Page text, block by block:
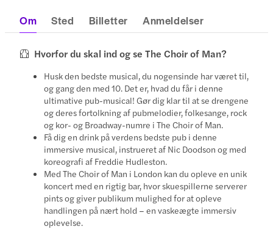
Om Sted Billetter Anmeldelser
Hvorfor du skal ind og se The Choir of Man?
Husk den bedste musical, du nogensinde har været til,
og gang den med 10. Det er, hvad du får i denne
ultimative pub-musical! Gør dig klar til at se drengene
og deres fortolkning af pubmelodier, folkesange, rock
og kor- og Broadway-numre i The Choir of Man.
Få dig en drink på verdens bedste pub i denne
immersive musical, instrueret af Nic Doodson og med
koreografi af Freddie Hudleston.
Med The Choir of Man i London kan du opleve en unik
koncert med en rigtig bar, hvor skuespillerne serverer
pints og giver publikum mulighed for at opleve
handlingen på nært hold – en vaskeægte immersiv
oplevelse.